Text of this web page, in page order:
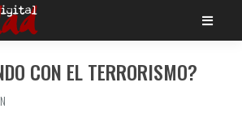
CON EL TERRORISMO?